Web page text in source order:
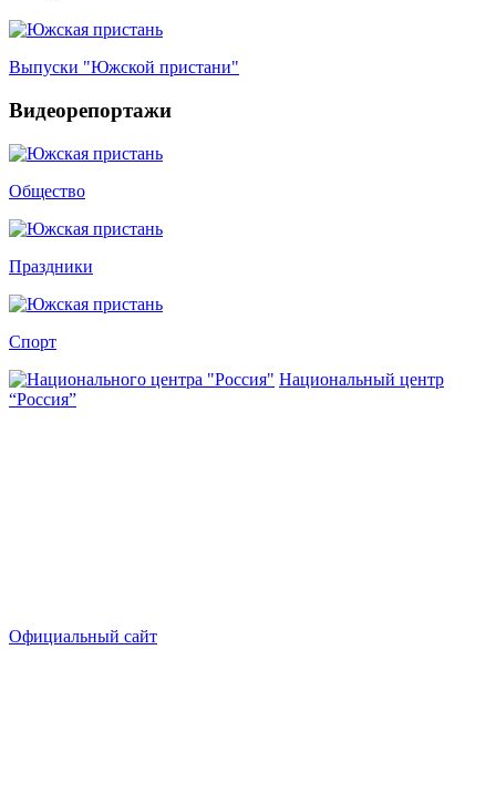
Выпуски "Южской пристани"
Видеорепортажи
Общество
Праздники
Спорт
Национальный центр
“Россия”
Официальный сайт